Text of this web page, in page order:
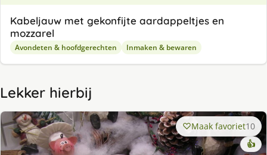
Kabeljauw met gekonfijte aardappeltjes en
mozzarel
Avondeten & hoofdgerechten Inmaken & bewaren
Lekker hierbij
Maak favoriet10
👍